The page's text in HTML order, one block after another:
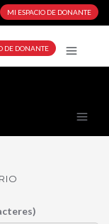
MI ESPACIO DE DONANTE
DE DONANTE